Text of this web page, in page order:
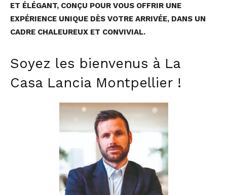
ET ÉLÉGANT, CONÇU POUR VOUS OFFRIR UNE
EXPÉRIENCE UNIQUE DÈS VOTRE ARRIVÉE, DANS UN
CADRE CHALEUREUX ET CONVIVIAL.
Soyez les bienvenus à La
Casa Lancia Montpellier !